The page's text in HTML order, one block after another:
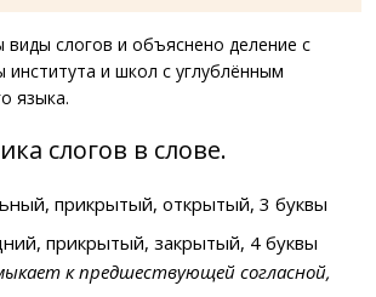
виды слогов и объяснено деление с
и школ с углублённым
языка.
слогов в слове.
прикрытый, открытый, 3 буквы
прикрытый, закрытый, 4 буквы
к предшествующей согласной,